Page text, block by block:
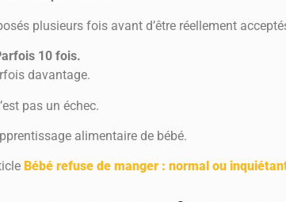
plusieurs fois avant d’être réellement
10 fois.
davantage.
pas un échec.
alimentaire de bébé.
Bébé refuse de manger : normal ou